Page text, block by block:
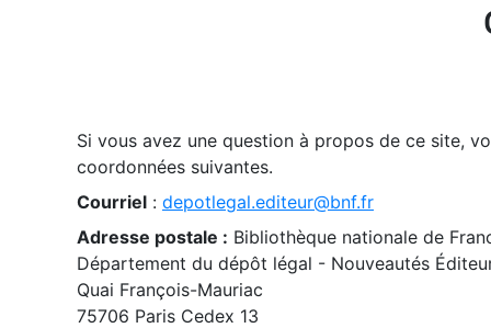
Si vous avez une question à propos de ce site,
coordonnées suivantes.
Courriel : depotlegal.editeur@bnf.fr
Adresse postale : Bibliothèque nationale de
Département du dépôt légal - Nouveautés
Quai François-Mauriac
75706 Paris Cedex 13